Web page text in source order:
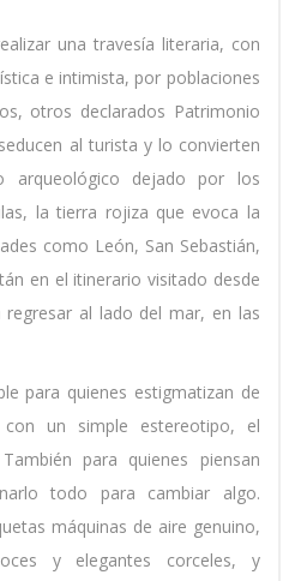
una travesía literaria, con
e intimista, por poblaciones
otros declarados Patrimonio
al turista y lo convierten
arqueológico dejado por los
la tierra rojiza que evoca la
como León, San Sebastián,
en el itinerario visitado desde
al lado del mar, en las
para quienes estigmatizan de
un simple estereotipo, el
para quienes piensan
todo para cambiar algo.
máquinas de aire genuino,
y elegantes corceles, y